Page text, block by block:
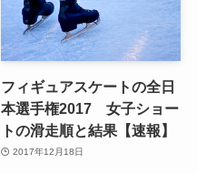
フィギュアスケートの全日
本選手権2017 女子ショー
トの滑走順と結果【速報】
2017年12月18日